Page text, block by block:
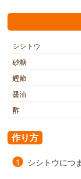
シシトウ
砂糖
鰹節
醤油
酢
作り方
シシトウにつ